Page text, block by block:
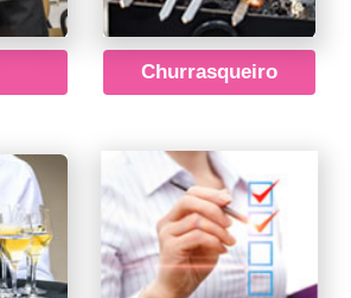
Churrasqueiro